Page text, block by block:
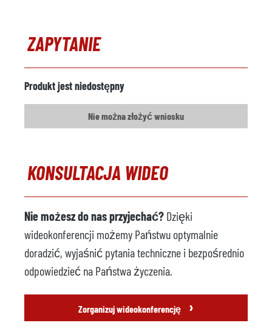
ZAPYTANIE
Produkt jest niedostępny
Nie można złożyć wniosku
KONSULTACJA WIDEO
Nie możesz do nas przyjechać? Dzięki
wideokonferencji możemy Państwu optymalnie
doradzić, wyjaśnić pytania techniczne i bezpośrednio
odpowiedzieć na Państwa życzenia.
Zorganizuj wideokonferencję ›